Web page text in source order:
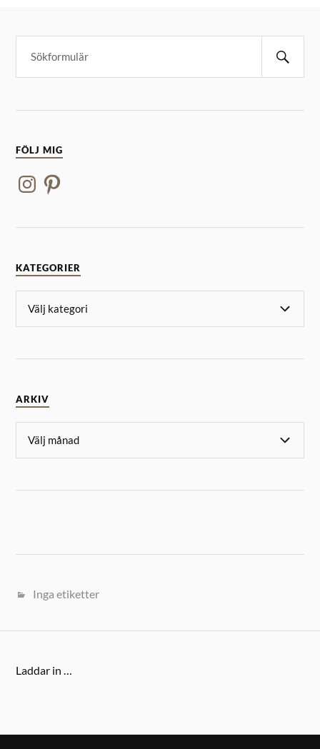
FÖLJ MIG
KATEGORIER
ARKIV
Inga etiketter
Laddar in …